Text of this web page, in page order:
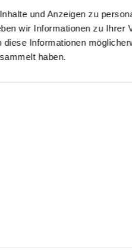
und Anzeigen zu
wir Informationen zu
Informationen
haben.